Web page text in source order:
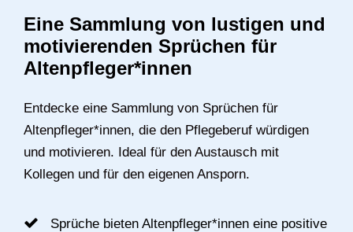
Eine Sammlung von lustigen und
motivierenden Sprüchen für
Altenpfleger*innen
Entdecke eine Sammlung von Sprüchen für
Altenpfleger*innen, die den Pflegeberuf würdigen
und motivieren. Ideal für den Austausch mit
Kollegen und für den eigenen Ansporn.
Sprüche bieten Altenpfleger*innen eine positive